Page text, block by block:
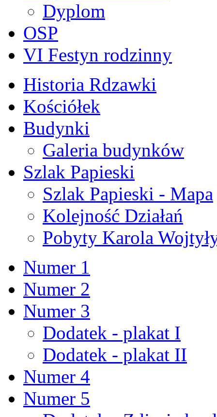
Dyplom
OSP
VI Festyn rodzinny
Historia Rdzawki
Kościółek
Budynki
Galeria budynków
Szlak Papieski
Szlak Papieski - Mapa
Kolejność Działań
Pobyty Karola
Numer 1
Numer 2
Numer 3
Dodatek - plakat I
Dodatek - plakat II
Numer 4
Numer 5